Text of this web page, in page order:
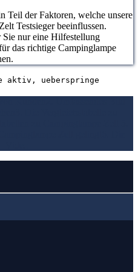
Teil der Faktoren, welche unsere
Testsieger beeinflussen.
nur eine Hilfestellung
das richtige Campinglampe
aktiv, ueberspringe